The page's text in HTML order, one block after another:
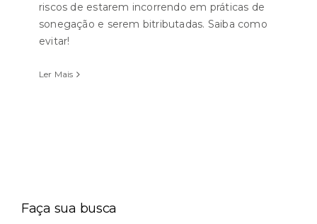
riscos de estarem incorrendo em práticas de
sonegação e serem bitributadas. Saiba como
evitar!
Ler Mais
Faça sua busca